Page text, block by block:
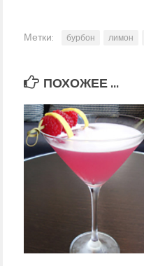
Метки: бурбон лимон
ПОХОЖЕЕ ...